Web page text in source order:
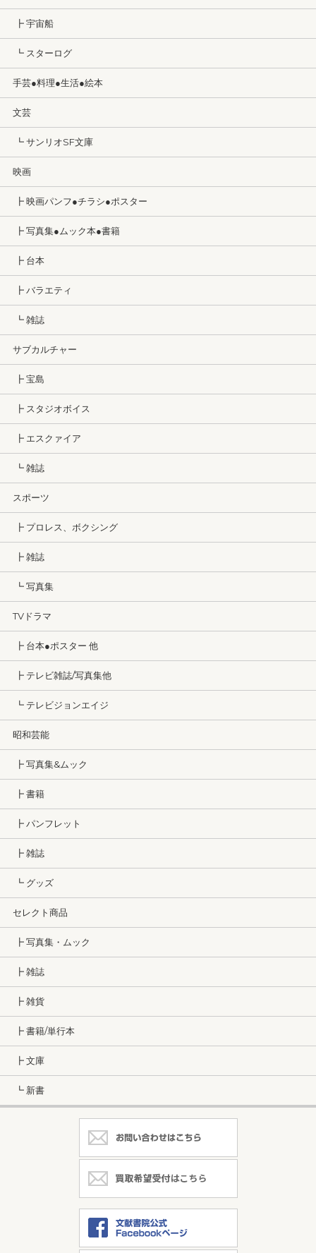
┣ 宇宙船
┗ スターログ
手芸●料理●生活●絵本
文芸
┗ サンリオSF文庫
映画
┣ 映画パンフ●チラシ●ポスター
┣ 写真集●ムック本●書籍
┣ 台本
┣ バラエティ
┗ 雑誌
サブカルチャー
┣ 宝島
┣ スタジオボイス
┣ エスクァイア
┗ 雑誌
スポーツ
┣ プロレス、ボクシング
┣ 雑誌
┗ 写真集
TVドラマ
┣ 台本●ポスター 他
┣ テレビ雑誌/写真集他
┗ テレビジョンエイジ
昭和芸能
┣ 写真集&ムック
┣ 書籍
┣ パンフレット
┣ 雑誌
┗ グッズ
セレクト商品
┣ 写真集・ムック
┣ 雑誌
┣ 雑貨
┣ 書籍/単行本
┣ 文庫
┗ 新書